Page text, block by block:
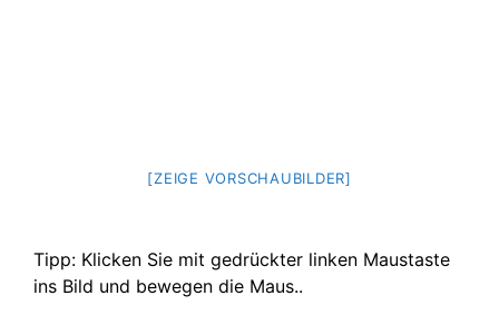
[ZEIGE VORSCHAUBILDER]
Tipp: Klicken Sie mit gedrückter linken Maustaste
ins Bild und bewegen die Maus..